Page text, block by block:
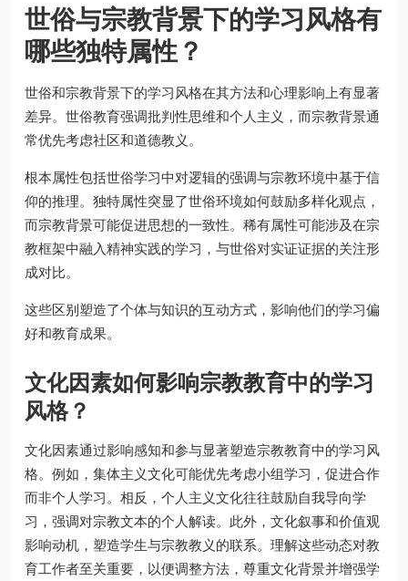
世俗与宗教背景下的学习风格有
哪些独特属性？
世俗和宗教背景下的学习风格在其方法和心理影响上有显著
差异。世俗教育强调批判性思维和个人主义，而宗教背景通
常优先考虑社区和道德教义。
根本属性包括世俗学习中对逻辑的强调与宗教环境中基于信
仰的推理。独特属性突显了世俗环境如何鼓励多样化观点，
而宗教背景可能促进思想的一致性。稀有属性可能涉及在宗
教框架中融入精神实践的学习，与世俗对实证证据的关注形
成对比。
这些区别塑造了个体与知识的互动方式，影响他们的学习偏
好和教育成果。
文化因素如何影响宗教教育中的学习
风格？
文化因素通过影响感知和参与显著塑造宗教教育中的学习风
格。例如，集体主义文化可能优先考虑小组学习，促进合作
而非个人学习。相反，个人主义文化往往鼓励自我导向学
习，强调对宗教文本的个人解读。此外，文化叙事和价值观
影响动机，塑造学生与宗教教义的联系。理解这些动态对教
育工作者至关重要，以便调整方法，尊重文化背景并增强学